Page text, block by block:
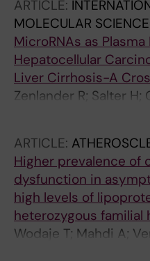
ARTICLE:
MOLECULAR
MicroRNAs as
Hepatocellular
Liver Cirrhosis-A
Zenlander R; Salter H;
ARTICLE:
Higher prevalence of
dysfunction in
high levels of
heterozygous
Wodaje T; Mahdi A;
H; Zenlander R;